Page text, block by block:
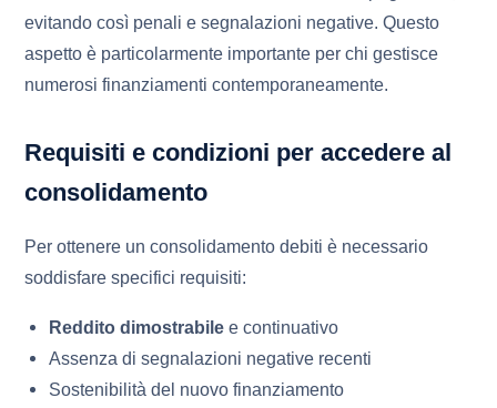
evitando così penali e segnalazioni negative. Questo
aspetto è particolarmente importante per chi gestisce
numerosi finanziamenti contemporaneamente.
Requisiti e condizioni per accedere al
consolidamento
Per ottenere un consolidamento debiti è necessario
soddisfare specifici requisiti:
Reddito dimostrabile e continuativo
Assenza di segnalazioni negative recenti
Sostenibilità del nuovo finanziamento